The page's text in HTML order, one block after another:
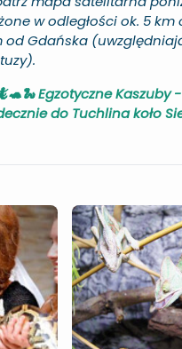
w odległości ok. 5 km
od Gdańska
Egzotyczne Kaszuby -
do Tuchlina koło